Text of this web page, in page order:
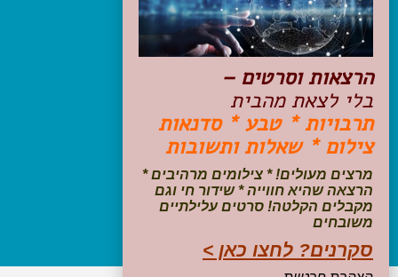
טיולים בישראל
מלונות בוטיק בישראל
טיפים והמלצות
הכנות לנסיעה
טיולי ג'יפים
טיולים עם ילדים
שייט, הפלגות, קרוזים
עקבו אחרינו בפייסבוק
הרצאות וסרטים –
בלי לצאת מהבית
תרבויות * טבע * סדנאות
צילום * שאלות ותשובות
מרצים מעולים! * צילומים מרהיבים *
הרצאה שהיא חווייה * שידור חי וגם
מקבלים הקלטה! סרטים עלילתיים
משובחים
סקרנים? לחצו כאן >